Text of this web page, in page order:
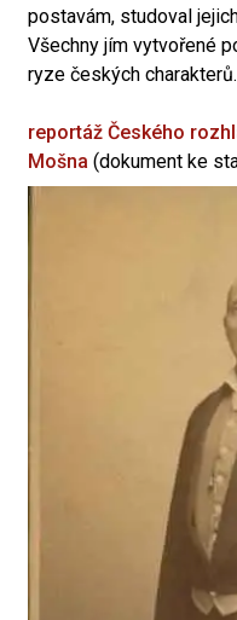
postavám, studoval
Všechny jím vytvořené
ryze českých charakterů.
reportáž Českého
Mošna (dokument ke